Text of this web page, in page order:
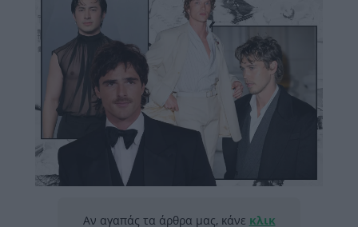
Αν αγαπάς τα άρθρα μας, κάνε κλικ